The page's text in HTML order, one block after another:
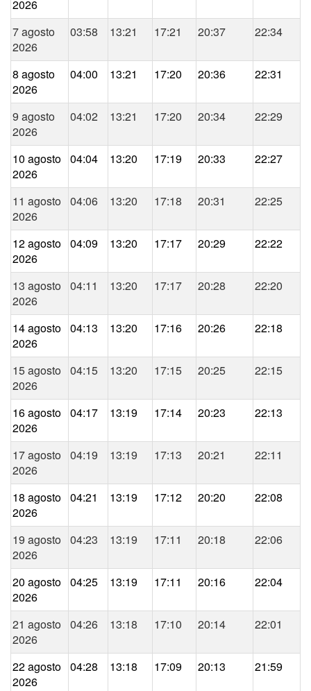
2026
7 agosto
2026
03:58 13:21 17:21 20:37 22:34
8 agosto
2026
04:00 13:21 17:20 20:36 22:31
9 agosto
2026
04:02 13:21 17:20 20:34 22:29
10 agosto
2026
04:04 13:20 17:19 20:33 22:27
11 agosto
2026
04:06 13:20 17:18 20:31 22:25
12 agosto
2026
04:09 13:20 17:17 20:29 22:22
13 agosto
2026
04:11 13:20 17:17 20:28 22:20
14 agosto
2026
04:13 13:20 17:16 20:26 22:18
15 agosto
2026
04:15 13:20 17:15 20:25 22:15
16 agosto
2026
04:17 13:19 17:14 20:23 22:13
17 agosto
2026
04:19 13:19 17:13 20:21 22:11
18 agosto
2026
04:21 13:19 17:12 20:20 22:08
19 agosto
2026
04:23 13:19 17:11 20:18 22:06
20 agosto
2026
04:25 13:19 17:11 20:16 22:04
21 agosto
2026
04:26 13:18 17:10 20:14 22:01
22 agosto
2026
04:28 13:18 17:09 20:13 21:59